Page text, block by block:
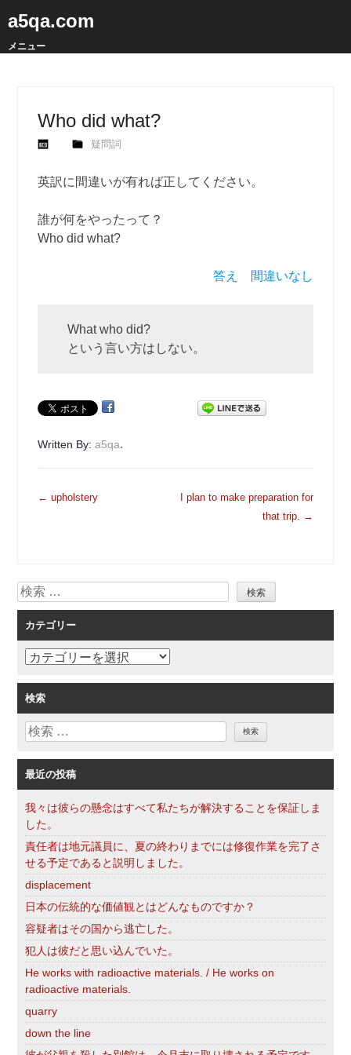
a5qa.com
メニュー
Who did what?
疑問詞
英訳に間違いが有れば正してください。
誰が何をやったって？
Who did what?
答え 間違いなし
What who did?
という言い方はしない。
Written By:a5qa.
投
ー
シ
ョ
ン
← upholstery
I plan to make preparation for
that trip. →
検
索
カテゴリー
カ
ゴ
リ
ー
検索
検
最近の投稿
我々は彼らの懸念はすべて私たちが解決することを保証しま
した。
責任者は地元議員に、夏の終わりまでには修復作業を完了さ
せる予定であると説明しました。
displacement
日本の伝統的な価値観とはどんなものですか？
容疑者はその国から逃亡した。
犯人は彼だと思い込んでいた。
He works with radioactive materials. / He works on
radioactive materials.
quarry
down the line